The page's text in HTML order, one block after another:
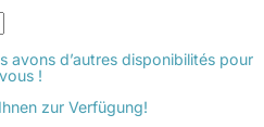
avons d’autres disponibilités pour
vous !
zur Verfügung!